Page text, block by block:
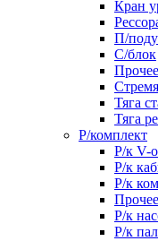
Кран
П/
С/блок
Тяга
Тяга
Р/комплект
Р/к V-
Р/к
Р/к
Р/к
Р/к